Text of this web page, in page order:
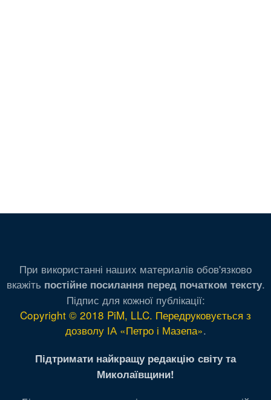
При використанні наших материалів обов'язково
вкажіть постійне посилання перед початком тексту.
Підпис для кожної публікації:
Copyright © 2018 PiM, LLC. Передруковується з
дозволу ІА «Петро і Мазепа».
Підтримати найкращу редакцію світу та
Миколаївщини!